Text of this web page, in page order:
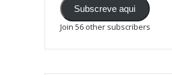
Subscreve aqui
Join 56 other subscribers